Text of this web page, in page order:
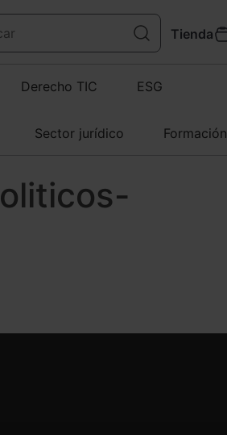
Tienda
Derecho TIC ESG
Sector jurídico Formación